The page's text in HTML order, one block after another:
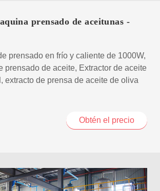
prensado de aceitunas -
prensado en frío y caliente de 1000W,
prensado de aceite, Extractor de aceite
extracto de prensa de aceite de oliva
Obtén el precio